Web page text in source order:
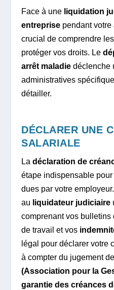
Face à une liquidation
entreprise pendant votre
crucial de comprendre
protéger vos droits. Le
arrêt maladie déclenche
administratives
détailler.
DÉCLARER UNE
SALARIALE
Ladéclaration de
étape indispensable
dues par votre
au liquidateur judiciaire
comprenant vos bulletins
de travail et vos
légal pour déclarer votre
à compter du jugement
(Association pour la
garantie des créances